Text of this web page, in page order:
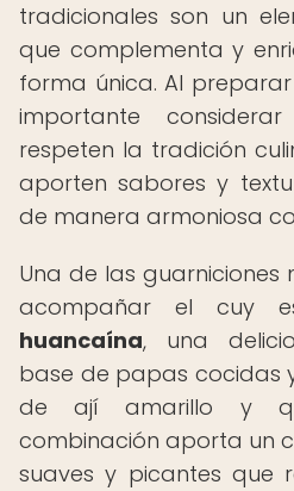
tradicionales son un
que complementa y
forma única. Al
importante
respeten la tradición
aporten sabores y
de manera armoniosa
Una de las
acompañar el cuy
huancaína, una
base de papas cocidas
de ají amarillo y
combinación aporta un
suaves y picantes que